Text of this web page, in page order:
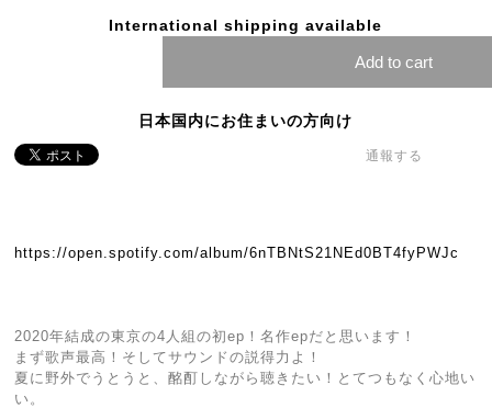
International shipping available
Add to cart
日本国内にお住まいの方向け
通報する
https://open.spotify.com/album/6nTBNtS21NEd0BT4fyPWJc
2020年結成の東京の4人組の初ep！名作epだと思います！
まず歌声最高！そしてサウンドの説得力よ！
夏に野外でうとうと、酩酊しながら聴きたい！とてつもなく心地い
い。